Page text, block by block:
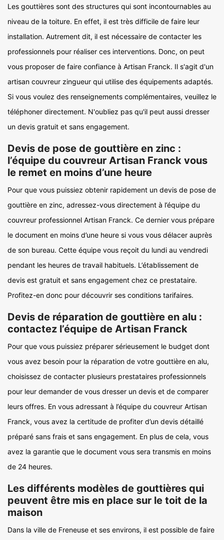
Les gouttières sont des structures qui sont incontournables au
niveau de la toiture. En effet, il est très difficile de faire leur
installation. Autrement dit, il est nécessaire de contacter les
professionnels pour réaliser ces interventions. Donc, on peut
vous proposer de faire confiance à Artisan Franck. Il s'agit d'un
artisan couvreur zingueur qui utilise des équipements adaptés.
Si vous voulez des renseignements complémentaires, veuillez le
téléphoner directement. N'oubliez pas qu'il peut aussi dresser
un devis gratuit et sans engagement.
Devis de pose de gouttière en zinc :
l’équipe du couvreur Artisan Franck vous
le remet en moins d’une heure
Pour que vous puissiez obtenir rapidement un devis de pose de
gouttière en zinc, adressez-vous directement à l’équipe du
couvreur professionnel Artisan Franck. Ce dernier vous prépare
le document en moins d’une heure si vous vous délacer auprès
de son bureau. Cette équipe vous reçoit du lundi au vendredi
pendant les heures de travail habituels. L’établissement de
devis est gratuit et sans engagement chez ce prestataire.
Profitez-en donc pour découvrir ses conditions tarifaires.
Devis de réparation de gouttière en alu :
contactez l’équipe de Artisan Franck
Pour que vous puissiez préparer sérieusement le budget dont
vous avez besoin pour la réparation de votre gouttière en alu,
choisissez de contacter plusieurs prestataires professionnels
pour leur demander de vous dresser un devis et de comparer
leurs offres. En vous adressant à l’équipe du couvreur Artisan
Franck, vous avez la certitude de profiter d’un devis détaillé
préparé sans frais et sans engagement. En plus de cela, vous
avez la garantie que le document vous sera transmis en moins
de 24 heures.
Les différents modèles de gouttières qui
peuvent être mis en place sur le toit de la
maison
Dans la ville de Freneuse et ses environs, il est possible de faire